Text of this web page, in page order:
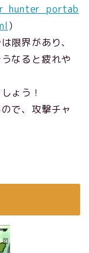
）
限界があり、
なると疲れや
ょう！
で、攻撃チャ